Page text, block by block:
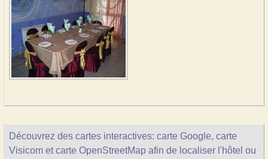
Découvrez des cartes interactives: carte Google, carte
Visicom et carte OpenStreetMap afin de localiser l'hôtel ou